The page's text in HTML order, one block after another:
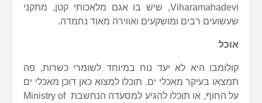
Viharamahadevi, שיש בו אגם מלאכותי קטן, מתקני
שעשועים רבים ומושקעים ואווירה מאוד נחמדה.
אוכל
קולומבו היא לא יעד נוח במיוחד לשומרי כשרות, פה
תמצאו בעיקר מאכלי ים. תוכלו למצוא כאן דוכן מאכלי ים
על החוף, או תוכלו להגיע למסעדה הנחשבת Ministry of